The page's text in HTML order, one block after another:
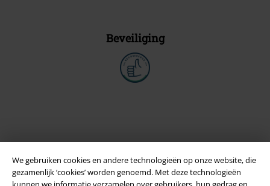
We gebruiken cookies en andere technologieën op onze website, die
gezamenlijk ‘cookies’ worden genoemd. Met deze technologieën
Beveiliging